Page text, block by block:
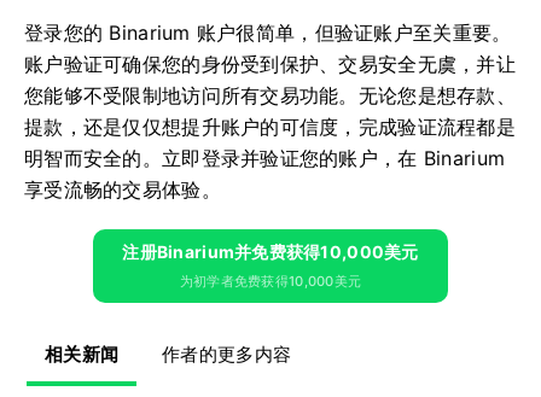
登录您的 Binarium 账户很简单，但验证账户至关重要。
账户验证可确保您的身份受到保护、交易安全无虞，并让
您能够不受限制地访问所有交易功能。无论您是想存款、
提款，还是仅仅想提升账户的可信度，完成验证流程都是
明智而安全的。立即登录并验证您的账户，在 Binarium
享受流畅的交易体验。
注册Binarium并免费获得10,000美元
为初学者免费获得10,000美元
相关新闻 作者的更多内容